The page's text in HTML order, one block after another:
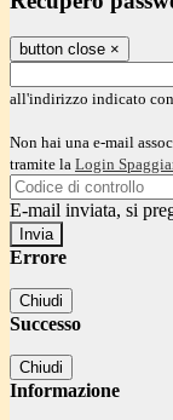
button close ×
all'indirizzo indicato
Non hai una e-mail
tramite la Login
E-mail inviata, si
Errore
Chiudi
Successo
Chiudi
Informazione